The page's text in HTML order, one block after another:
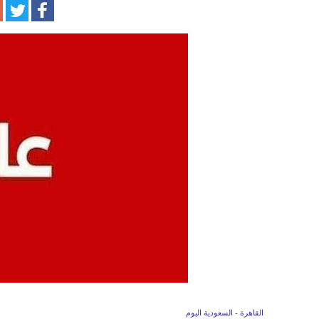
القاهرة - السعودية اليوم